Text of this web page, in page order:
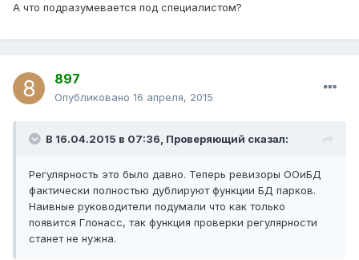
А что подразумевается под специалистом?
897
Опубликовано 16 апреля, 2015
В 16.04.2015 в 07:36, Проверяющий сказал:
Регулярность это было давно. Теперь ревизоры ООиБД
фактически полностью дублируют функции БД парков.
Наивные руководители подумали что как только
появится Глонасс, так функция проверки регулярности
станет не нужна.